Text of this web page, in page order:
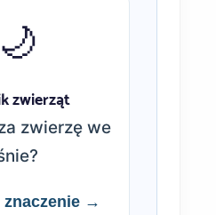
🌙
zwierząt
zwierzę we
znaczenie →